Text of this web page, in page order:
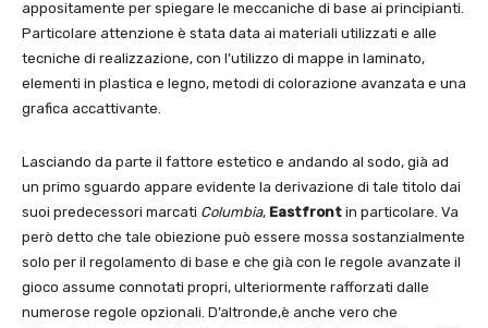
appositamente per spiegare le meccaniche di base ai principianti.
Particolare attenzione è stata data ai materiali utilizzati e alle
tecniche di realizzazione, con l’utilizzo di mappe in laminato,
elementi in plastica e legno, metodi di colorazione avanzata e una
grafica accattivante.
Lasciando da parte il fattore estetico e andando al sodo, già ad
un primo sguardo appare evidente la derivazione di tale titolo dai
suoi predecessori marcati Columbia, Eastfront in particolare. Va
però detto che tale obiezione può essere mossa sostanzialmente
solo per il regolamento di base e che già con le regole avanzate il
gioco assume connotati propri, ulteriormente rafforzati dalle
numerose regole opzionali. D’altronde,è anche vero che